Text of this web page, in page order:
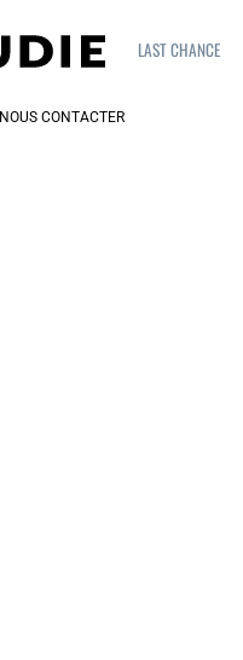
LAST CHANCE
NOUS CONTACTER